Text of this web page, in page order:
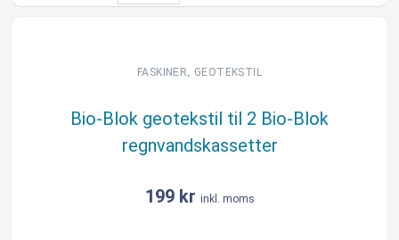
geotekstil
Aquacell
kassetter
antal
FASKINER, GEOTEKSTIL
Bio-Blok geotekstil til 2 Bio-Blok
regnvandskassetter
199 kr inkl. moms